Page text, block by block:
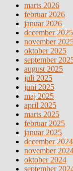
marts 2026
februar 2026
januar 2026
december 2025
november
oktober 2025
september
august 2025
juli 2025
juni 2025
maj 2025
april 2025
marts 2025
februar 2025
januar 2025
december 2024
november
oktober 2024
september